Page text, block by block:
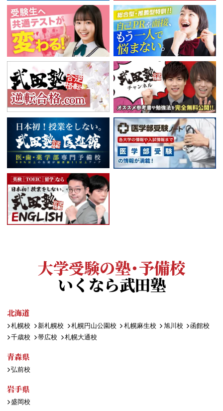
大学受験の塾・予備校
いくなら武田塾
北海道
札幌校 新札幌校 札幌円山公園校 札幌麻生校 旭川校
函館校
千歳校
帯広校 札幌大通校
青森県
弘前校
岩手県
盛岡校